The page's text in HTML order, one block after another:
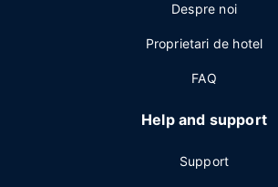
Despre noi
Proprietari de hotel
FAQ
Help and support
Support